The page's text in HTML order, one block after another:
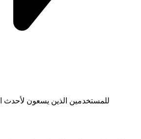
للمستخدمين الذين يسعون لأحدث